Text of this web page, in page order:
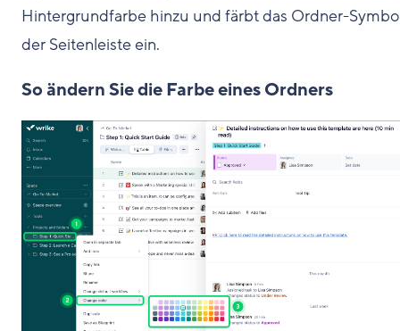
Hintergrundfarbe hinzu und färbt das Ordner-
der Seitenleiste ein.
So ändern Sie die Farbe eines Ordners